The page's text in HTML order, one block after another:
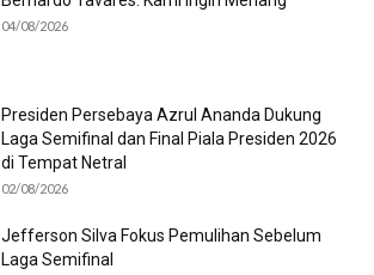
04/08/2026
Presiden Persebaya Azrul Ananda Dukung
Laga Semifinal dan Final Piala Presiden 2026
di Tempat Netral
02/08/2026
Jefferson Silva Fokus Pemulihan Sebelum
Laga Semifinal